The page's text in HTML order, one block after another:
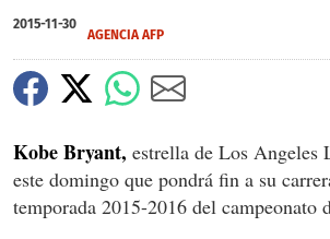
2015-11-30
AGENCIA AFP
Kobe Bryant, estrella de Los Angeles
este domingo que pondrá fin a su
temporada 2015-2016 del campeonato